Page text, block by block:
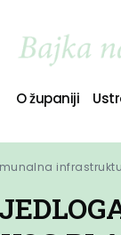
O županiji